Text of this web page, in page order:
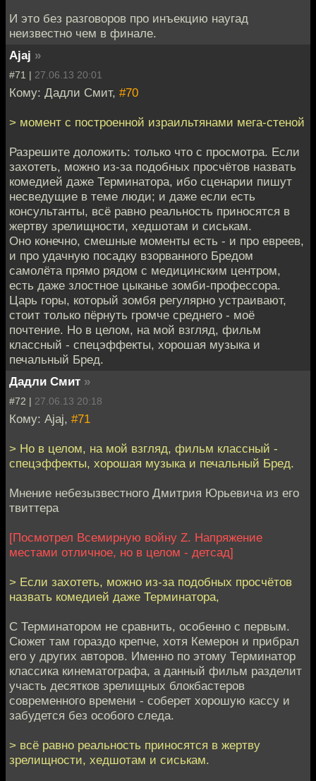
И это без разговоров про инъекцию наугад
неизвестно чем в финале.
Ajaj »
#71 | 27.06.13 20:01
Кому: Дадли Смит, #70
> момент с построенной израильтянами мега-стеной
Разрешите доложить: только что с просмотра. Если
захотеть, можно из-за подобных просчётов назвать
комедией даже Терминатора, ибо сценарии пишут
несведущие в теме люди; и даже если есть
консультанты, всё равно реальность приносятся в
жертву зрелищности, хедшотам и сиськам.
Оно конечно, смешные моменты есть - и про евреев,
и про удачную посадку взорванного Бредом
самолёта прямо рядом с медицинским центром,
есть даже злостное цыканье зомби-профессора.
Царь горы, который зомбя регулярно устраивают,
стоит только пёрнуть громче среднего - моё
почтение. Но в целом, на мой взгляд, фильм
классный - спецэффекты, хорошая музыка и
печальный Бред.
Дадли Смит »
#72 | 27.06.13 20:18
Кому: Ajaj, #71
> Но в целом, на мой взгляд, фильм классный -
спецэффекты, хорошая музыка и печальный Бред.
Мнение небезызвестного Дмитрия Юрьевича из его
твиттера
[Посмотрел Всемирную войну Z. Напряжение
местами отличное, но в целом - детсад]
> Если захотеть, можно из-за подобных просчётов
назвать комедией даже Терминатора,
С Терминатором не сравнить, особенно с первым.
Сюжет там гораздо крепче, хотя Кемерон и прибрал
его у других авторов. Именно по этому Терминатор
классика кинематографа, а данный фильм разделит
участь десятков зрелищных блокбастеров
современного времени - соберет хорошую кассу и
забудется без особого следа.
> всё равно реальность приносятся в жертву
зрелищности, хедшотам и сиськам.